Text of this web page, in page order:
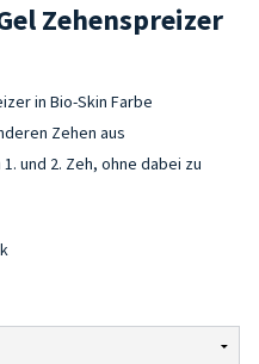
Zehenspreizer
in Bio-Skin Farbe
Zehen aus
und 2. Zeh, ohne dabei zu